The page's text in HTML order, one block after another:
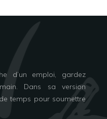
d’un emploi, gardez
Dans sa version
temps pour soumettre